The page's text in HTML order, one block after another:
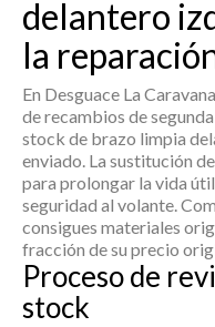
delantero
la
En Desguace La
de recambios de
stock de brazo limpia
enviado. La sustitución
para prolongar la vida
seguridad al volante.
consigues materiales
fracción de su precio
Proceso de
stock